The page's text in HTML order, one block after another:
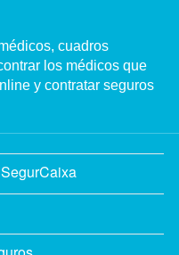
cuadros
los médicos que
y contratar seguros